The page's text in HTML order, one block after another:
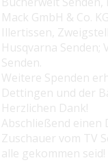
Mack GmbH & Co.
Illertissen,
Husqvarna Senden;
Senden.
Weitere Spenden
Dettingen und der
Herzlichen Dank!
Abschließend einen
Zuschauer vom TV
alle gekommen seid!